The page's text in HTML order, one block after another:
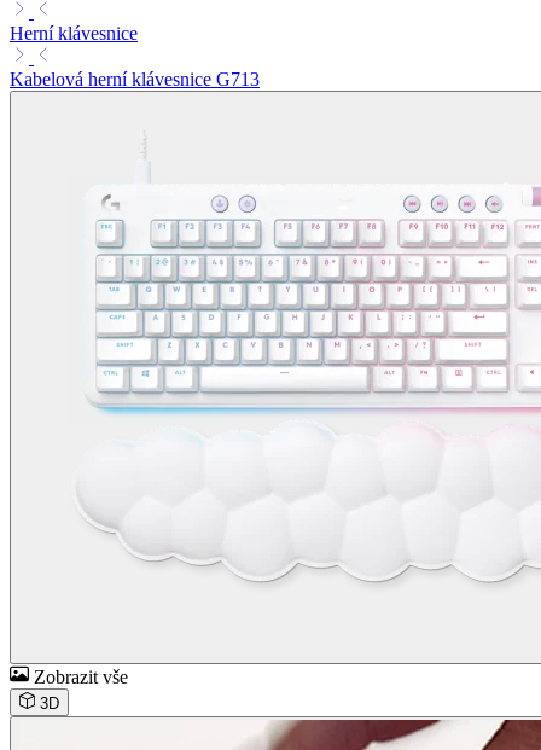
Herní klávesnice
Kabelová herní klávesnice G713
Zobrazit vše
3D